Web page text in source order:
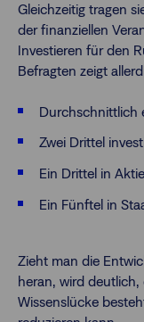
Gleichzeitig tragen
der finanziellen
Investieren für den
Befragten zeigt
Durchschnittlich
Zwei Drittel
Ein Drittel in
Ein Fünftel in
Zieht man die
heran, wird
Wissenslücke